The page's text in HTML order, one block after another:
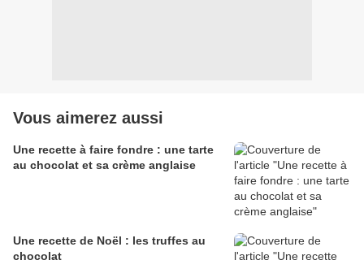
Vous aimerez aussi
Une recette à faire fondre : une tarte
au chocolat et sa crème anglaise
Une recette de Noël : les truffes au
chocolat